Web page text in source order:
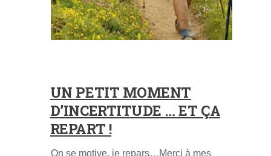
UN PETIT MOMENT
D’INCERTITUDE … ET ÇA
REPART !
On se motive, je repars…Merci à mes